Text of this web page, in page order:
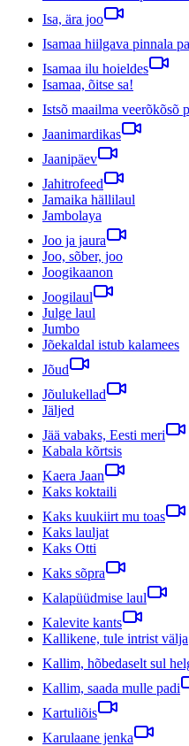
Isa, ära joo
Isamaa hiilgava pinnala
Isamaa ilu hoieldes
Isamaa, õitse sa!
Istsõ maailma veerõkõsõ
Jaanimardikas
Jaanipäev
Jahitrofeed
Jamaika hällilaul
Jambolaya
Joo ja jaura
Joo, sõber, joo
Joogikaanon
Joogilaul
Julge laul
Jumbo
Jõekaldal istub kalamees
Jõud
Jõulukellad
Jäljed
Jää vabaks, Eesti meri
Kabala kõrtsis
Kaera Jaan
Kaks koktaili
Kaks kuukiirt mu toas
Kaks lauljat
Kaks Otti
Kaks sõpra
Kalapüüdmise laul
Kalevite kants
Kallikene, tule intrist välja
Kallim, hõbedaselt sul
Kallim, saada mulle padi
Kartuliõis
Karulaane jenka